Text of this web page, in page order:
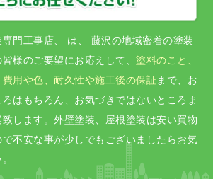
門工事店、 は、 藤沢の地域密着の塗装
様のご要望にお応えして、 塗料のこと、
⽤や⾊、耐久性や施⼯後の保証まで、お
はもちろん、お気づきではないところま
します。外壁塗装、屋根塗装は安い買物
不安な事が少しでもございましたらお気